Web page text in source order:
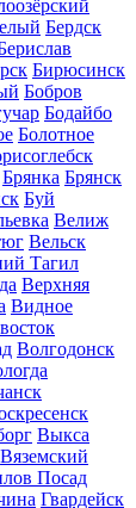
Бердск
Бирюсинск
Бобров
Бодайбо
Болотное
Брянка Брянск
Буй
Велиж
Вельск
Тагил
Верхняя
Видное
Волгодонск
Выкса
Вяземский
Посад
Гвардейск